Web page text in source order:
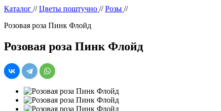
Каталог // Цветы поштучно // Розы //
Розовая роза Пинк Флойд
Розовая роза Пинк Флойд